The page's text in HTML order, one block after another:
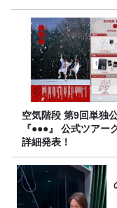
空気階段 第9回単独
『●●●』 公式ツアー
詳細発表！